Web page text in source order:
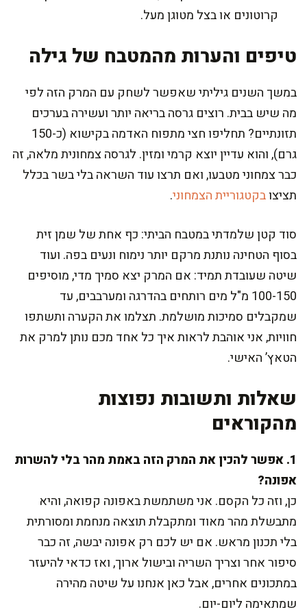
קרוטונים או בצל מטוגן מעל.
טיפים והערות מהמטבח של גילה
במשך השנים גיליתי שאפשר לשחק עם המרק הזה לפי
מה שיש בבית. רוצים גרסה בריאה יותר ועשירה בערכים
תזונתיים? תחליפו חצי מתפוח האדמה בקישוא (כ-150
גרם), והוא עדיין יוצא קרמי ומזין. לגרסה צמחונית מלאה, זה
כבר צמחוני מטבעו, ואם תרצו עוד השראה בלי בשר בכלל
תציצובקטגוריית הצמחוני.
סוד קטן שלמדתי במטבח הביתי: כף אחת של שמן זית
בסוף הטחינה נותנת מרקם יותר נימוח ונעים בפה. ועוד
שיטה שעובדת תמיד: אם המרק יצא סמיך מדי, מוסיפים
100-150 מ"ל מים רותחים בהדרגה ומערבבים, עד
שמקבלים סמיכות מושלמת. תצלמו את הקערה ותשתפו
חוויות, אני אוהבת לראות איך כל אחד מכם נותן למרק את
הטאץ’ האישי.
שאלות ותשובות נפוצות
מהקוראים
1. אפשר להכין את המרק הזה באמת מהר בלי להשרות
אפונה?
כן, וזה כל הקסם. אני משתמשת באפונה קפואה, והיא
מתבשלת מהר מאוד ומתקבלת תוצאה מנחמת ומסורתית
בלי תכנון מראש. אם יש לכם רק אפונה יבשה, זה כבר
סיפור אחר וצריך השריה ובישול ארוך, ואז כדאי להיעזר
במתכונים אחרים, אבל כאן אנחנו על שיטה מהירה
שמתאימה ליום-יום.